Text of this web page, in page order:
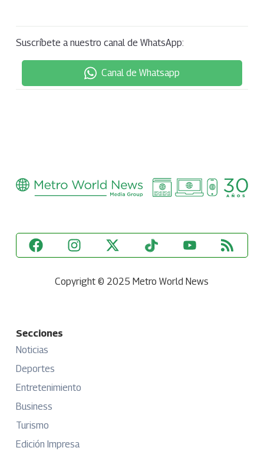
Suscríbete a nuestro canal de WhatsApp:
Canal de Whatsapp
Copyright © 2025 Metro World News
Secciones
Noticias
Deportes
Entretenimiento
Business
Turismo
Edición Impresa